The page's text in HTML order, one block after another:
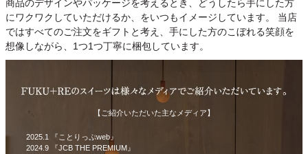
商品のデザインやパッケージを考えるとき、どうしたら手にした方
にワクワクしていただけるか、をいつもイメージしています。 当店
ではすべてのご注文をギフトと考え、手にした方のこぼれる笑顔を
想像しながら、1つ1つ丁寧に梱包しています。
【ご紹介いただいた主なメディア】
2025.1 『ことりっぷweb』
2024.9 『JCB THE PREMIUM』